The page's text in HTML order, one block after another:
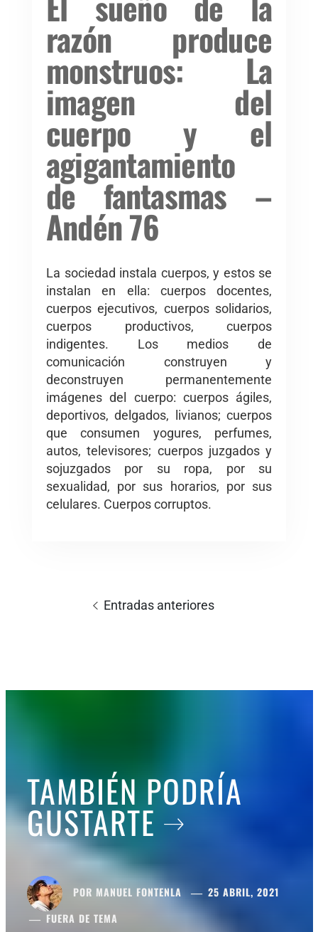
razón produce
monstruos: La
imagen del
cuerpo y el
agigantamiento
de fantasmas –
Andén 76
La sociedad instala cuerpos, y estos se
instalan en ella: cuerpos docentes,
cuerpos ejecutivos, cuerpos solidarios,
cuerpos productivos, cuerpos
indigentes. Los medios de
comunicación construyen y
deconstruyen permanentemente
imágenes del cuerpo: cuerpos ágiles,
deportivos, delgados, livianos; cuerpos
que consumen yogures, perfumes,
autos, televisores; cuerpos juzgados y
sojuzgados por su ropa, por su
sexualidad, por sus horarios, por sus
celulares. Cuerpos corruptos.
Entradas anteriores
TAMBIÉN PODRÍA
GUSTARTE
POR MANUEL FONTENLA
25 ABRIL, 2021
FUERA DE TEMA